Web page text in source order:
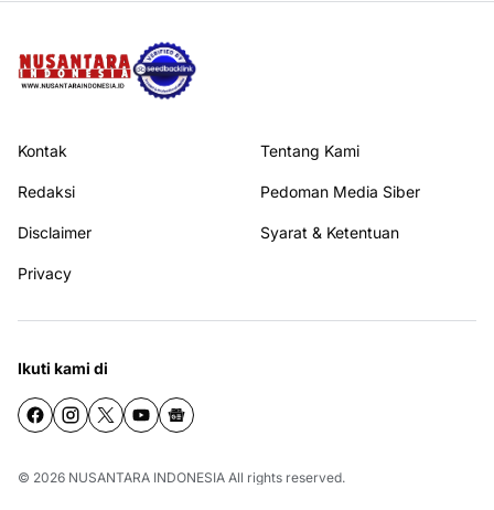
Kontak Tentang Kami
Redaksi Pedoman Media Siber
Disclaimer Syarat & Ketentuan
Privacy
Ikuti kami di
© 2026 NUSANTARA INDONESIA All rights reserved.